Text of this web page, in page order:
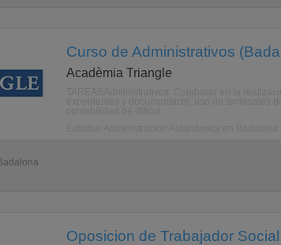
Curso de Administrativos
Acadèmia Triangle
Oposicion de Trabajador